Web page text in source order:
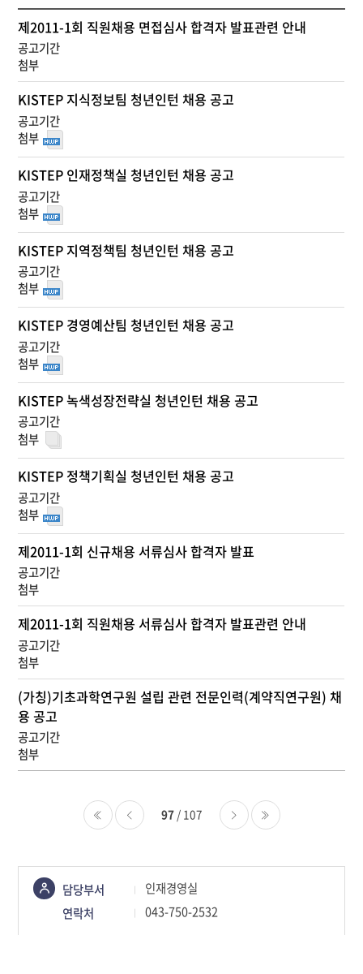
알
림
·
소
>
채
용
정
보
>
채
용
공
고
목
록
-
번
호,
제
목,
등
록
일,
첨
부
파
일,
조
회
수
제2011-1회 직원채용 면접심사 합격자 발표관련 안내
KISTEP 지식정보팀 청년인턴 채용 공고
KISTEP 인재정책실 청년인턴 채용 공고
KISTEP 지역정책팀 청년인턴 채용 공고
KISTEP 경영예산팀 청년인턴 채용 공고
KISTEP 녹색성장전략실 청년인턴 채용 공고
KISTEP 정책기획실 청년인턴 채용 공고
제2011-1회 신규채용 서류심사 합격자 발표
제2011-1회 직원채용 서류심사 합격자 발표관련 안내
(가칭)기초과학연구원 설립 관련 전문인력(계약직연구원) 채
용 공고
97 / 107
콘텐츠
정보책임자
담당부서
인재경영실
연락처
043-750-2532